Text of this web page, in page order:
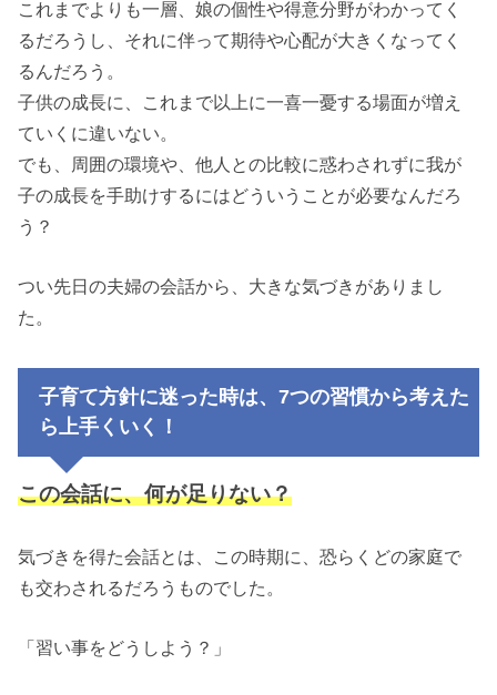
これまでよりも一層、娘の個性や得意分野がわかってく
るだろうし、それに伴って期待や心配が大きくなってく
るんだろう。
子供の成長に、これまで以上に一喜一憂する場面が増え
ていくに違いない。
でも、周囲の環境や、他人との比較に惑わされずに我が
子の成長を手助けするにはどういうことが必要なんだろ
う？
つい先日の夫婦の会話から、大きな気づきがありまし
た。
子育て方針に迷った時は、7つの習慣から考えた
ら上手くいく！
この会話に、何が足りない？
気づきを得た会話とは、この時期に、恐らくどの家庭で
も交わされるだろうものでした。
「習い事をどうしよう？」